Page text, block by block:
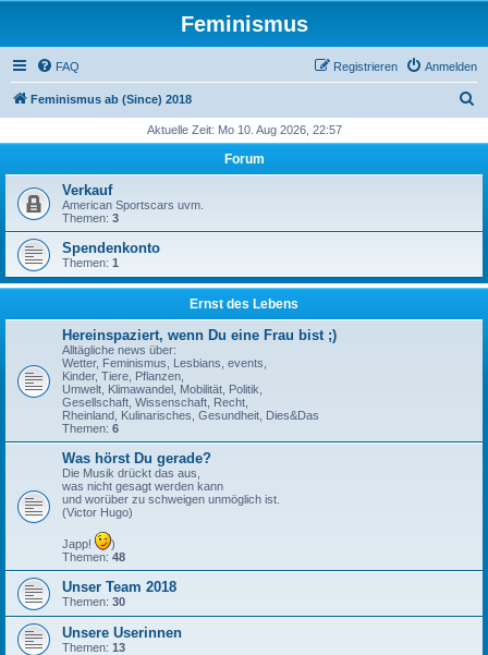
Feminismus
FAQ Anmelden
Registrieren
Feminismus ab (Since) 2018
h
Aktuelle Zeit: Mo 10. Aug 2026, 22:57
Forum
Verkauf
American Sportscars uvm.
Themen: 3
Spendenkonto
Themen: 1
Ernst des Lebens
Hereinspaziert, wenn Du eine Frau bist ;)
Alltägliche news über:
Wetter, Feminismus, Lesbians, events,
Kinder, Tiere, Pflanzen,
Umwelt, Klimawandel, Mobilität, Politik,
Gesellschaft, Wissenschaft, Recht,
Rheinland, Kulinarisches, Gesundheit, Dies&Das
Themen: 6
Was hörst Du gerade?
Die Musik drückt das aus,
was nicht gesagt werden kann
und worüber zu schweigen unmöglich ist.
(Victor Hugo)
Japp!
)
Themen: 48
Unser Team 2018
Themen: 30
Unsere Userinnen
Themen: 13